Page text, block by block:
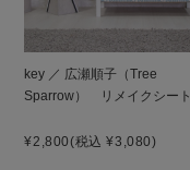
key ／ 広瀬順子（Tree
Sparrow） リメイクシート
¥2,800(税込 ¥3,080)